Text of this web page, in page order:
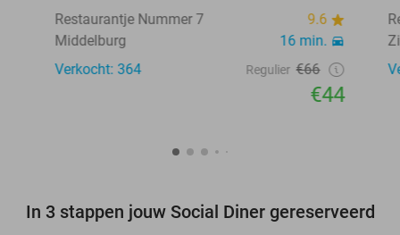
Restaurantje Nummer 7
9.6
Middelburg
16 min.
Verkocht: 364
Regulier €66
€44
In 3 stappen jouw Social Diner gereserveerd